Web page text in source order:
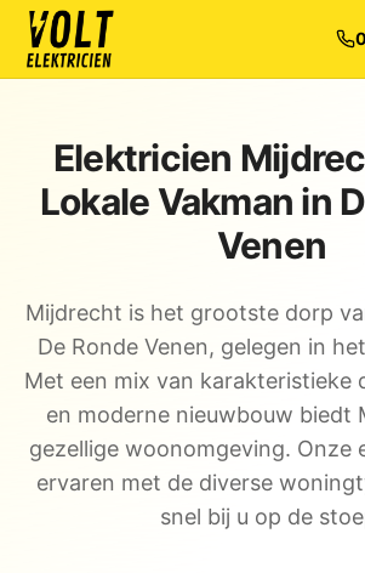
Elektricien
Lokale Vakman in
Venen
Mijdrecht is het grootste dorp
De Ronde Venen, gelegen in
Met een mix van karakteristieke
en moderne nieuwbouw biedt
gezellige woonomgeving. Onze
ervaren met de diverse
snel bij u op de